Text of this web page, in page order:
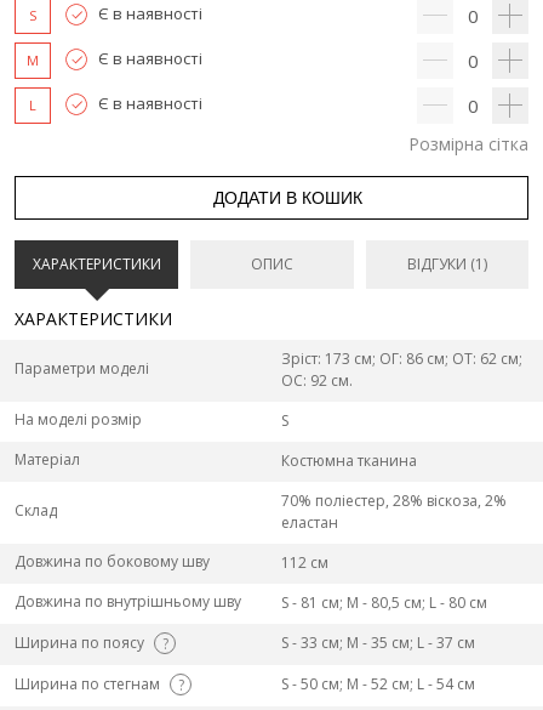
S Є в наявності 0
M Є в наявності 0
L Є в наявності 0
Розмірна сітка
ДОДАТИ В КОШИК
ХАРАКТЕРИСТИКИ ОПИС ВІДГУКИ (1)
ХАРАКТЕРИСТИКИ
Параметри моделі
Зріст: 173 см; ОГ: 86 см; ОТ: 62 см;
ОС: 92 см.
На моделі розмір
S
Матеріал
Костюмна тканина
Склад
70% поліестер, 28% віскоза, 2%
еластан
Довжина по боковому шву
112 см
Довжина по внутрішньому шву
S - 81 см; M - 80,5 см; L - 80 см
Ширина по поясу
?
S - 33 см; M - 35 см; L - 37 см
Ширина по стегнам
?
S - 50 см; M - 52 см; L - 54 см